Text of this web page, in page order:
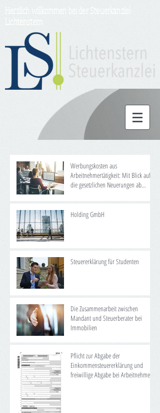
Herzlich willkommen bei der Steuerkanzlei
Lichtenstern
Werbungskosten aus
Arbeitnehmertätigkeit: Mit Blick auf
die gesetzlichen Neuerungen ab
Holding GmbH
Steuererklärung für Studenten
Die Zusammenarbeit zwischen
Mandant und Steuerberater bei
Immobilien
Pflicht zur Abgabe der
Einkommensteuererklärung und
freiwillige Abgabe bei Arbeitnehmern